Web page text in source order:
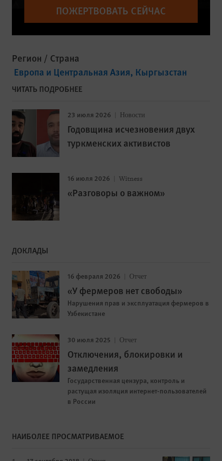
ПОЖЕРТВОВАТЬ СЕЙЧАС
Регион / Страна
Европа и Центральная Азия Кыргызстан
ЧИТАТЬ ПОДРОБНЕЕ
23 июля 2026 Новости
Годовщина исчезновения двух
туркменских активистов
16 июля 2026 Witness
«Разговоры о важном»
ДОКЛАДЫ
16 февраля 2026 Отчет
«У фермеров нет свободы»
Нарушения прав и эксплуатация фермеров в
Узбекистане
30 июля 2025 Отчет
Отключения, блокировки и
замедления
Государственная цензура, контроль и
растущая изоляция интернет-пользователей
в России
НАИБОЛЕЕ ПРОСМАТРИВАЕМОЕ